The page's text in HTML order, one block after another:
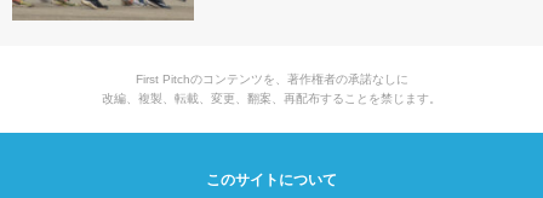
First Pitchのコンテンツを、著作権者の承諾なしに
改編、複製、転載、変更、翻案、再配布することを禁じます。
このサイトについて